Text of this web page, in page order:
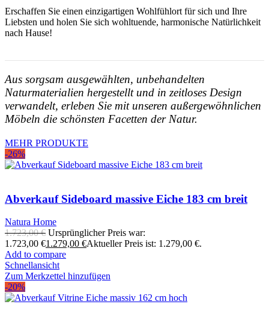
Erschaffen Sie einen einzigartigen Wohlfühlort für sich und Ihre
Liebsten und holen Sie sich wohltuende, harmonische Natürlichkeit
nach Hause!
Aus sorgsam ausgewählten, unbehandelten
Naturmaterialien hergestellt und in zeitloses Design
verwandelt, erleben Sie mit unseren außergewöhnlichen
Möbeln die schönsten Facetten der Natur.
MEHR PRODUKTE
-26%
Abverkauf Sideboard massive Eiche 183 cm breit
Natura Home
1.723,00€ Ursprünglicher Preis war:
1.723,00 €1.279,00 €Aktueller Preis ist: 1.279,00 €.
Add to compare
Schnellansicht
Zum Merkzettel hinzufügen
-20%